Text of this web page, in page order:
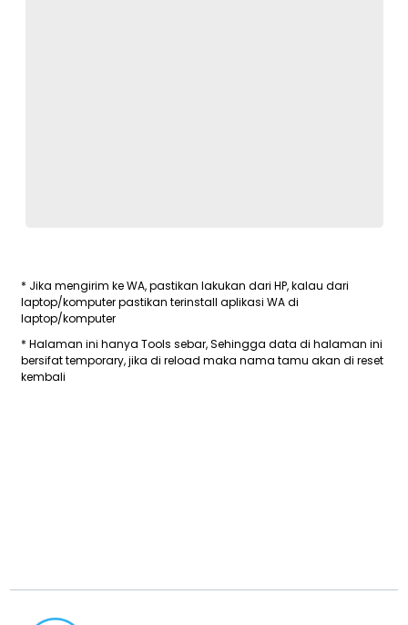
* Jika mengirim ke WA, pastikan lakukan dari HP, kalau dari
laptop/komputer pastikan terinstall aplikasi WA di
laptop/komputer
* Halaman ini hanya Tools sebar, Sehingga data di halaman ini
bersifat temporary, jika di reload maka nama tamu akan di reset
kembali